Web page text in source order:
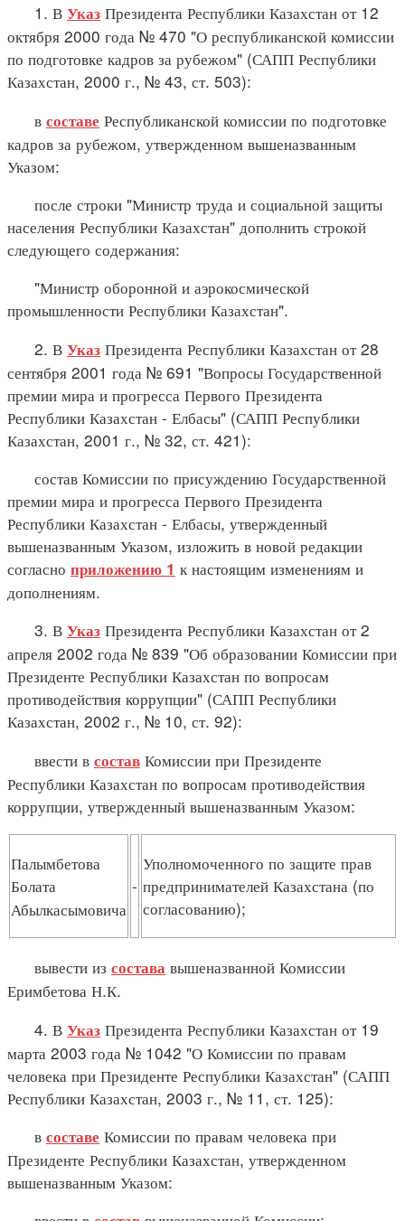
1. В Указ Президента Республики Казахстан от 12
октября 2000 года № 470 "О республиканской комиссии
по подготовке кадров за рубежом" (САПП Республики
Казахстан, 2000 г., № 43, ст. 503):
в составе Республиканской комиссии по подготовке
кадров за рубежом, утвержденном вышеназванным
Указом:
после строки "Министр труда и социальной защиты
населения Республики Казахстан" дополнить строкой
следующего содержания:
"Министр оборонной и аэрокосмической
промышленности Республики Казахстан".
2. В Указ Президента Республики Казахстан от 28
сентября 2001 года № 691 "Вопросы Государственной
премии мира и прогресса Первого Президента
Республики Казахстан - Елбасы" (САПП Республики
Казахстан, 2001 г., № 32, ст. 421):
состав Комиссии по присуждению Государственной
премии мира и прогресса Первого Президента
Республики Казахстан - Елбасы, утвержденный
вышеназванным Указом, изложить в новой редакции
согласно приложению 1 к настоящим изменениям и
дополнениям.
3. В Указ Президента Республики Казахстан от 2
апреля 2002 года № 839 "Об образовании Комиссии при
Президенте Республики Казахстан по вопросам
противодействия коррупции" (САПП Республики
Казахстан, 2002 г., № 10, ст. 92):
ввести в состав Комиссии при Президенте
Республики Казахстан по вопросам противодействия
коррупции, утвержденный вышеназванным Указом:
Палымбетова
Болата
Абылкасымовича
-
Уполномоченного по защите прав
предпринимателей Казахстана (по
согласованию);
вывести из состава вышеназванной Комиссии
Еримбетова Н.К.
4. В Указ Президента Республики Казахстан от 19
марта 2003 года № 1042 "О Комиссии по правам
человека при Президенте Республики Казахстан" (САПП
Республики Казахстан, 2003 г., № 11, ст. 125):
в составе Комиссии по правам человека при
Президенте Республики Казахстан, утвержденном
вышеназванным Указом: